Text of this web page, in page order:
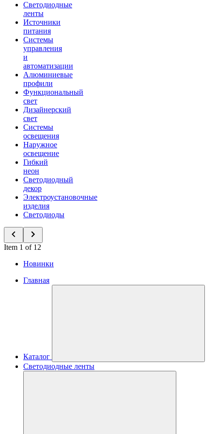
Светодиодные
ленты
Источники
питания
Системы
управления
и
автоматизации
Алюминиевые
профили
Функциональный
свет
Дизайнерский
свет
Системы
освещения
Наружное
освещение
Гибкий
неон
Светодиодный
декор
Электроустановочные
изделия
Светодиоды
Item 1 of 12
Новинки
Главная
Каталог
Светодиодные ленты